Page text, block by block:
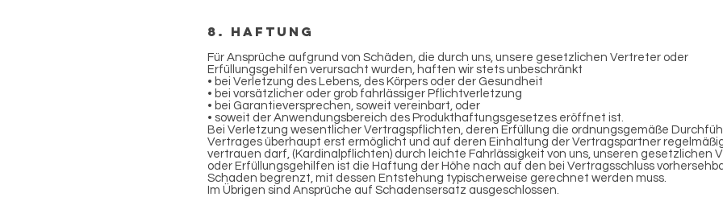
8. Haftung
Für Ansprüche aufgrund von Schäden, die durch uns, unsere gesetzlichen Vertreter oder
Erfüllungsgehilfen verursacht wurden, haften wir stets unbeschränkt
• bei Verletzung des Lebens, des Körpers oder der Gesundheit
• bei vorsätzlicher oder grob fahrlässiger Pflichtverletzung
• bei Garantieversprechen, soweit vereinbart, oder
• soweit der Anwendungsbereich des Produkthaftungsgesetzes eröffnet ist.
Bei Verletzung wesentlicher Vertragspflichten, deren Erfüllung die ordnungsgemäße
Vertrages überhaupt erst ermöglicht und auf deren Einhaltung der Vertragspartner
vertrauen darf, (Kardinalpflichten) durch leichte Fahrlässigkeit von uns, unseren gesetzlichen
oder Erfüllungsgehilfen ist die Haftung der Höhe nach auf den bei Vertragsschluss
Schaden begrenzt, mit dessen Entstehung typischerweise gerechnet werden muss.
Im Übrigen sind Ansprüche auf Schadensersatz ausgeschlossen.